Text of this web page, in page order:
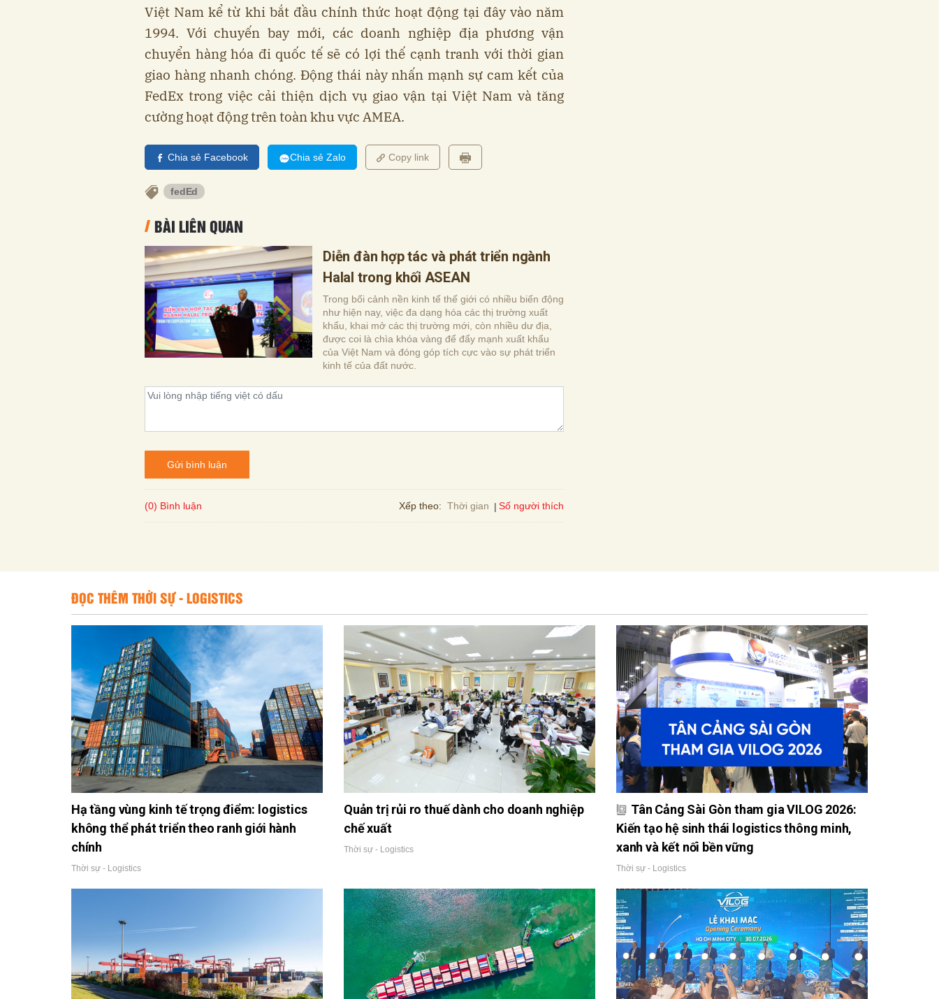
Việt Nam kể từ khi bắt đầu chính thức hoạt động tại đây vào năm
1994. Với chuyến bay mới, các doanh nghiệp địa phương vận
chuyển hàng hóa đi quốc tế sẽ có lợi thế cạnh tranh với thời gian
giao hàng nhanh chóng. Động thái này nhấn mạnh sự cam kết của
FedEx trong việc cải thiện dịch vụ giao vận tại Việt Nam và tăng
cường hoạt động trên toàn khu vực AMEA.
Chia sẻ Facebook Chia sẻ Zalo Copy link
fedEd
BÀI LIÊN QUAN
Diễn đàn hợp tác và phát triển ngành
Halal trong khối ASEAN
Trong bối cảnh nền kinh tế thế giới có nhiều biến động
như hiện nay, việc đa dạng hóa các thị trường xuất
khẩu, khai mở các thị trường mới, còn nhiều dư địa,
được coi là chìa khóa vàng để đẩy mạnh xuất khẩu
của Việt Nam và đóng góp tích cực vào sự phát triển
kinh tế của đất nước.
Gửi bình luận
(0) Bình luận Xếp theo: Thời gian Số người thích
ĐỌC THÊM THỜI SỰ - LOGISTICS
Hạ tầng vùng kinh tế trọng điểm: logistics
không thể phát triển theo ranh giới hành
chính
Thời sự - Logistics
Quản trị rủi ro thuế dành cho doanh nghiệp
chế xuất
Thời sự - Logistics
Tân Cảng Sài Gòn tham gia VILOG 2026:
Kiến tạo hệ sinh thái logistics thông minh,
xanh và kết nối bền vững
Thời sự - Logistics